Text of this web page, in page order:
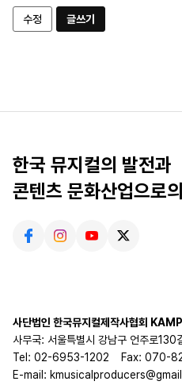
수정 글쓰기
한국 뮤지컬의 발전과
콘텐츠 문화산업으로
사단법인 한국뮤지컬제작사협회 KAMP
사무국: 서울특별시 강남구 언주로
Tel: 02-6953-1202
Fax: 070-
E-mail: